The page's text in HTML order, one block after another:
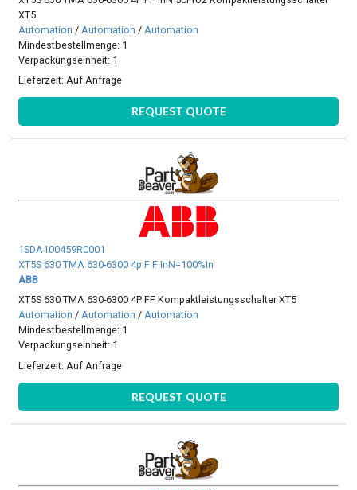
XT5
Automation / Automation / Automation
Mindestbestellmenge: 1
Verpackungseinheit: 1
Lieferzeit: Auf Anfrage
REQUEST QUOTE
1SDA100459R0001
XT5S 630 TMA 630-6300 4p F F InN=100%In
ABB
XT5S 630 TMA 630-6300 4P FF Kompaktleistungsschalter XT5
Automation /Automation /Automation
Mindestbestellmenge: 1
Verpackungseinheit: 1
Lieferzeit: Auf Anfrage
REQUEST QUOTE